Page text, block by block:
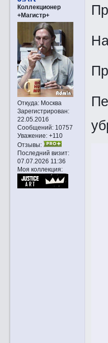
Коллекционер
+Магистр+
Откуда:Москва
Зарегистрирован:
22.05.2016
Сообщений:10757
Уважение: +110
Отзывы:
Последний визит:
07.07.2026 11:36
Моя коллекция: